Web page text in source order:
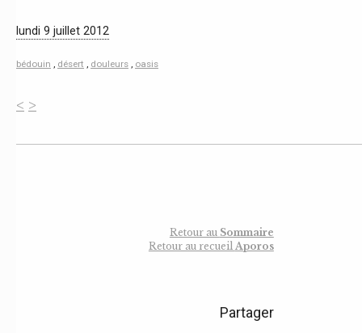
lundi 9 juillet 2012
bédouin , désert , douleurs , oasis
< >
Retour au Sommaire
Retour au recueil Aporos
Partager